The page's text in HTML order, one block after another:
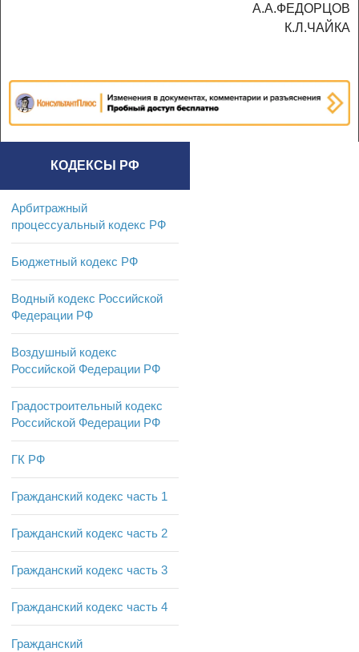
А.А.ФЕДОРЦОВ
К.Л.ЧАЙКА
КОДЕКСЫ РФ
Арбитражный
процессуальный кодекс РФ
Бюджетный кодекс РФ
Водный кодекс Российской
Федерации РФ
Воздушный кодекс
Российской Федерации РФ
Градостроительный кодекс
Российской Федерации РФ
ГК РФ
Гражданский кодекс часть 1
Гражданский кодекс часть 2
Гражданский кодекс часть 3
Гражданский кодекс часть 4
Гражданский